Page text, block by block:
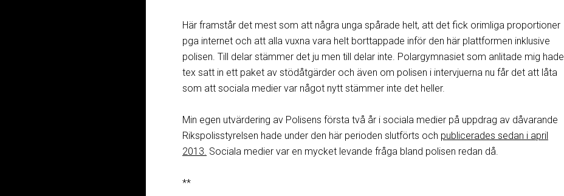
Här framstår det mest som att några unga spårade helt, att det fick orimliga proportioner
pga internet och att alla vuxna vara helt borttappade inför den här plattformen inklusive
polisen. Till delar stämmer det ju men till delar inte. Polargymnasiet som anlitade mig hade
tex satt in ett paket av stödåtgärder och även om polisen i intervjuerna nu får det att låta
som att sociala medier var något nytt stämmer inte det heller.
Min egen utvärdering av Polisens första två år i sociala medier på uppdrag av dåvarande
Rikspolisstyrelsen hade under den här perioden slutförts och publicerades sedan i april
2013. Sociala medier var en mycket levande fråga bland polisen redan då.
**